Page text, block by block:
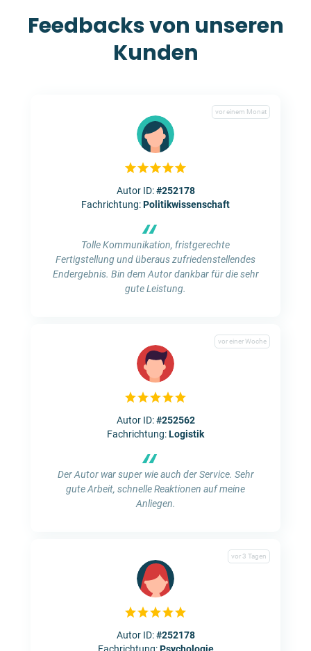
Feedbacks von unseren
Kunden
vor einem Monat
Autor ID:#252178
Fachrichtung:Politikwissenschaft
“
Tolle Kommunikation, fristgerechte
Fertigstellung und überaus zufriedenstellendes
Endergebnis. Bin dem Autor dankbar für die sehr
gute Leistung.
vor einer Woche
Autor ID:#252562
Fachrichtung:Logistik
“
Der Autor war super wie auch der Service. Sehr
gute Arbeit, schnelle Reaktionen auf meine
Anliegen.
vor 3 Tagen
Autor ID:#252178